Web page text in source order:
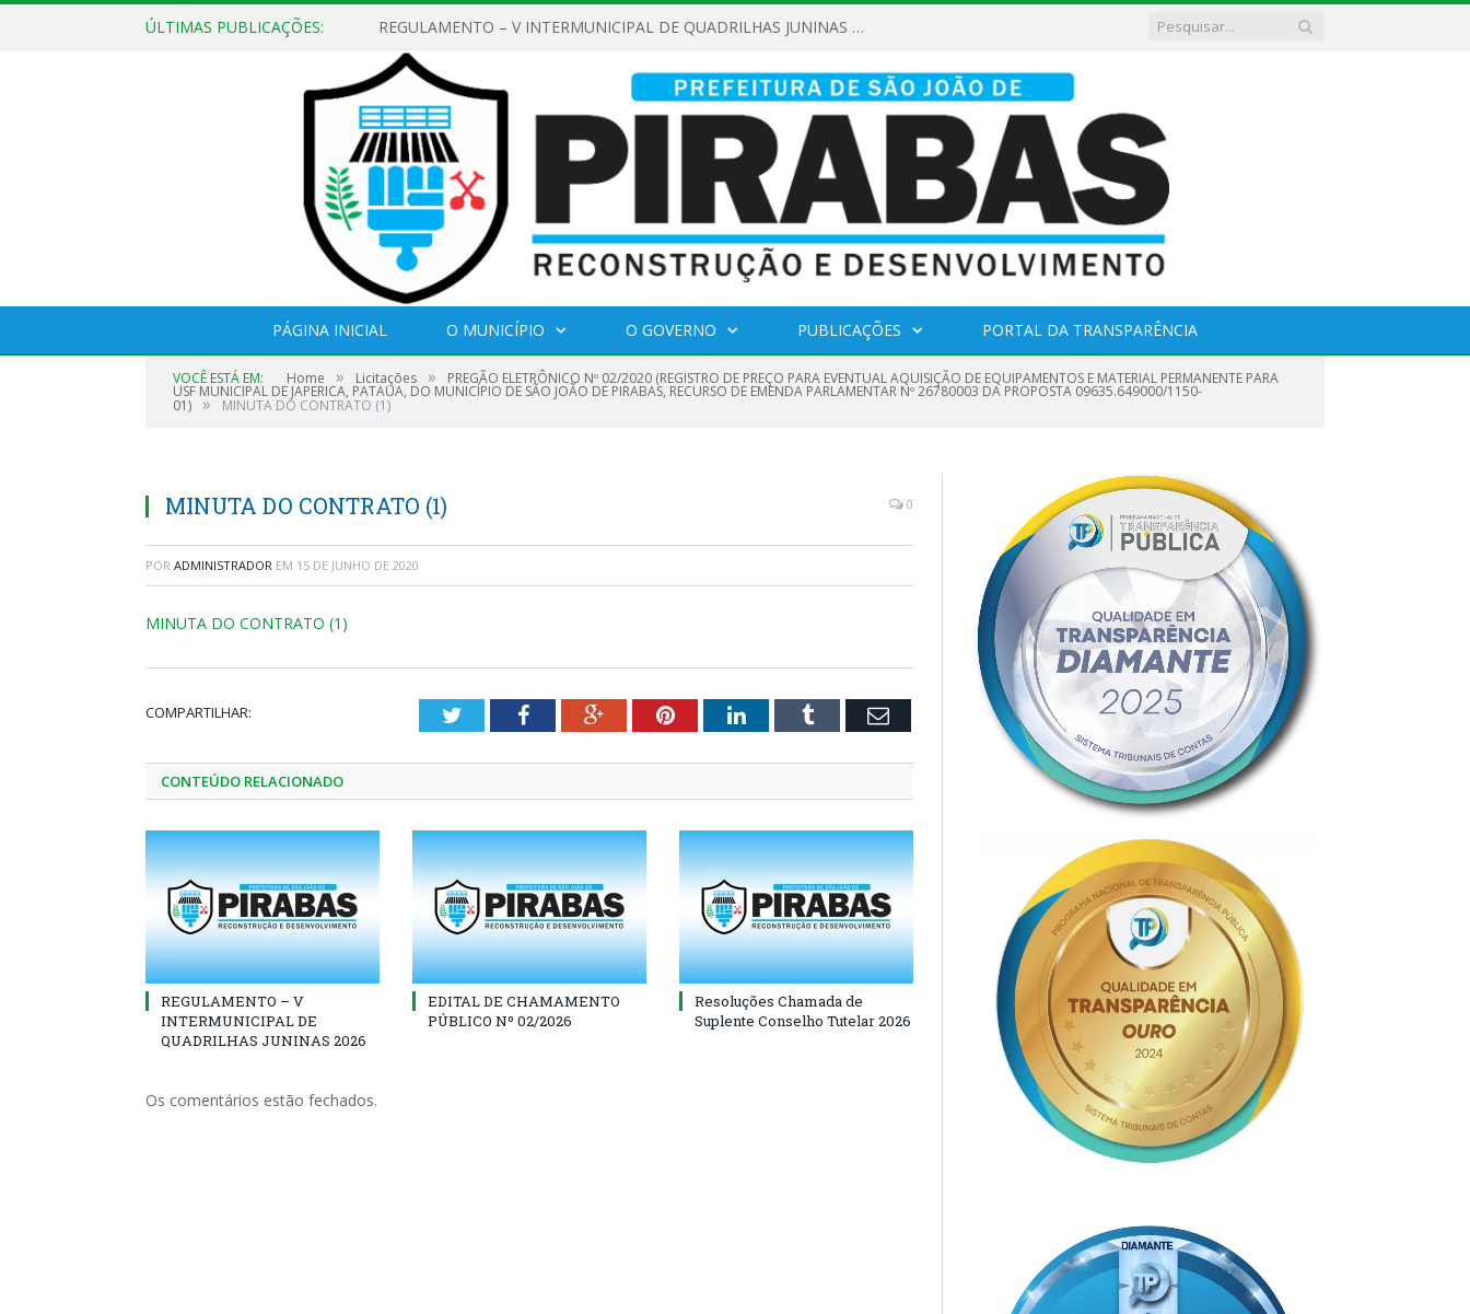
ÚLTIMAS PUBLICAÇÕES: REGULAMENTO – V INTERMUNICIPAL DE QUADRILHAS JUNINAS 2026
PÁGINA INICIAL O MUNICÍPIO O GOVERNO PUBLICAÇÕES PORTAL DA TRANSPARÊNCIA
VOCÊ ESTÁ EM: Home » Licitações » PREGÃO ELETRÔNICO Nº 02/2020 (REGISTRO DE PREÇO PARA EVENTUAL AQUISIÇÃO DE EQUIPAMENTOS E MATERIAL PERMANENTE PARA
USF MUNICIPAL DE JAPERICA, PATAUA, DO MUNICÍPIO DE SÃO JOÃO DE PIRABAS, RECURSO DE EMENDA PARLAMENTAR Nº 26780003 DA PROPOSTA 09635.649000/1150-
01) » MINUTA DO CONTRATO (1)
MINUTA DO CONTRATO (1) 0
POR ADMINISTRADOR EM 15 DE JUNHO DE 2020
MINUTA DO CONTRATO (1)
COMPARTILHAR: TwitterFacebookGoogle+PinterestLinkedInTumblr Email
CONTEÚDO RELACIONADO
REGULAMENTO – V
INTERMUNICIPAL DE
QUADRILHAS JUNINAS 2026
EDITAL DE CHAMAMENTO
PÚBLICO Nº 02/2026
Resoluções Chamada de
Suplente Conselho Tutelar 2026
Os comentários estão fechados.